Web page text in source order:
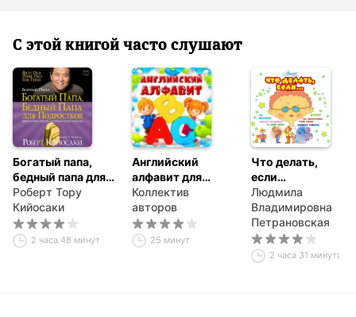
С этой книгой часто слушают
Богатый папа,
бедный папа для
подростков
Роберт Тору
Кийосаки
2 часа 48 минут
Английский
алфавит для
детей
Коллектив
авторов
25 минут
Что делать,
если…
Людмила
Владимировна
Петрановская
2 часа 31 минута